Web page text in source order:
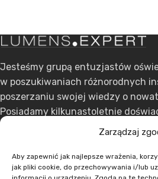
Zarządzaj
Aby zapewnić jak najlepsze wrażenia,
jak pliki cookie, do przechowywania i/lub
Jesteśmy grupą entuzjastów
w poszukiwaniach różnorodnych
poszerzaniu swojej wiedzy o
Posiadamy kilkunastoletnie
stawiamy na ciągły rozwój.
ul. Dąbrowskiego 301, 60-406
+48 608 636 580